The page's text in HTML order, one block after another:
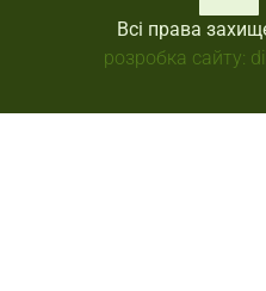
Всі права
розробка сайту: